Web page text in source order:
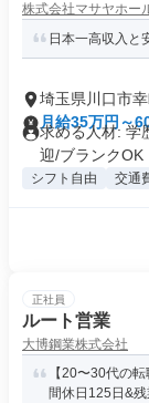
験・才能なんて
株式会社マサヤホー
日本一高収入と
埼玉県川口市
月給35万円～
求める人材: 学
迎/ブランクOK
シフト自由 交通
正社員
ルート営業
大博鋼業株式会社
【20〜30代の
間休日125日&残